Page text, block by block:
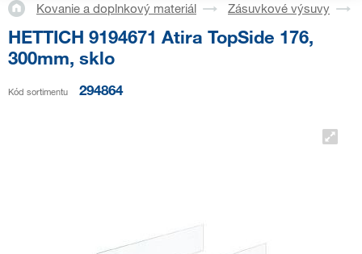
Kovanie a doplnkový materiál Zásuvkové výsuvy
HETTICH 9194671 Atira TopSide 176,
300mm, sklo
Kód sortimentu 294864